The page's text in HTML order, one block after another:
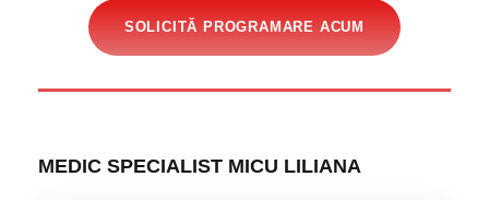
SOLICITĂ PROGRAMARE ACUM
MEDIC SPECIALIST MICU LILIANA